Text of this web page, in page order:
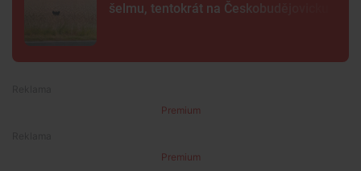
šelmu, tentokrát na Českobudějovicku
Premium
Premium